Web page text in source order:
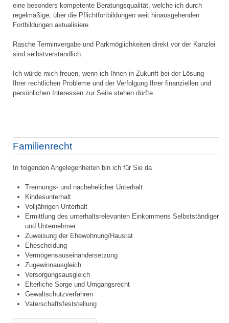
eine besonders kompetente Beratungsqualität, welche ich durch
regelmäßige, über die Pflichtfortbildungen weit hinausgehenden
Fortbildungen aktualisiere.
Rasche Terminvergabe und Parkmöglichkeiten direkt vor der Kanzlei
sind selbstverständlich.
Ich würde mich freuen, wenn ich Ihnen in Zukunft bei der Lösung
Ihrer rechtlichen Probleme und der Verfolgung Ihrer finanziellen und
persönlichen Interessen zur Seite stehen dürfte.
Familienrecht
In folgenden Angelegenheiten bin ich für Sie da
Trennungs- und nachehelicher Unterhalt
Kindesunterhalt
Volljährigen Unterhalt
Ermittlung des unterhaltsrelevanten Einkommens Selbstständiger
und Unternehmer
Zuweisung der Ehewohnung/Hausrat
Ehescheidung
Vermögensauseinandersetzung
Zugewinnausgleich
Versorgungsausgleich
Elterliche Sorge und Umgangsrecht
Gewaltschutzverfahren
Vaterschaftsfeststellung